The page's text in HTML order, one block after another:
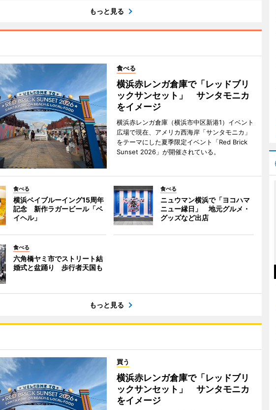
もっと見る
食べる
横浜赤レンガ倉庫で「レッドブリ
ックサンセット」 サンタモニカ
をイメージ
横浜赤レンガ倉庫（横浜市中区新港1）イベント
広場で現在、アメリカ西海岸「サンタモニカ」
をテーマにした夏季限定イベント「Red Brick
Sunset 2026」が開催されている。
食べる
横浜ベイブルーイング15周年
記念 新作ラガービール「ベ
イヘル」
食べる
ニュウマン横浜で「ヨコハマ
ニュー縁日」 地元グルメ・
グッズなど出店
食べる
六角橋ヤミ市でストリート結
婚式と盆踊り 歩行者天国も
もっと見る
買う
横浜赤レンガ倉庫で「レッドブリ
ックサンセット」 サンタモニカ
をイメージ